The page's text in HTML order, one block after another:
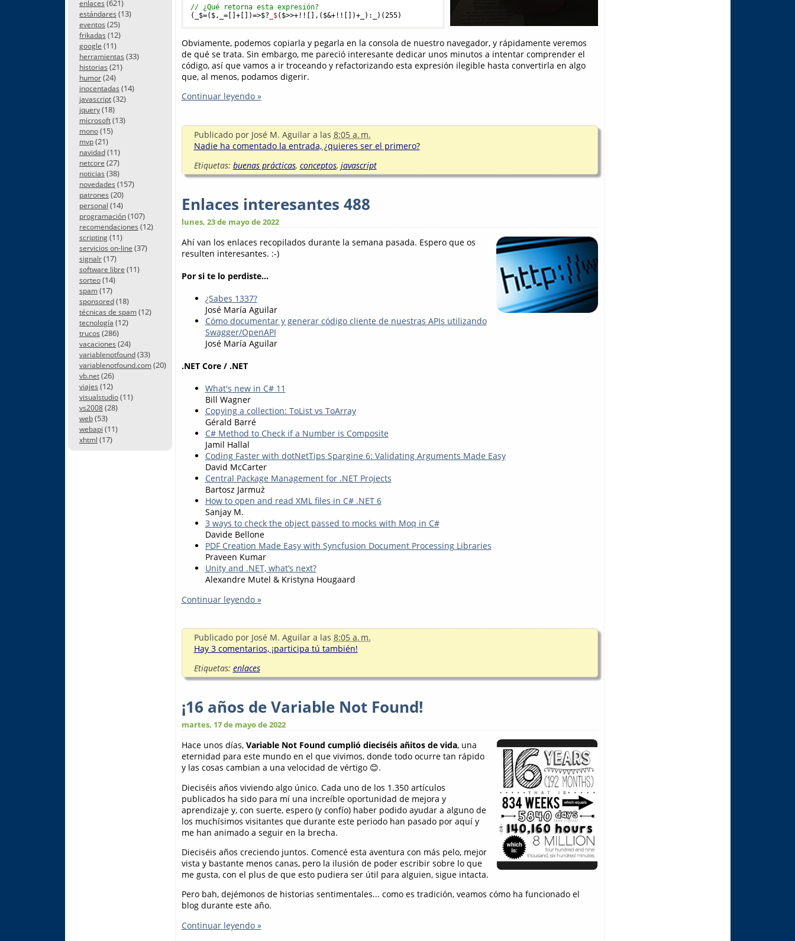
enlaces (621)
estándares (13)
eventos (25)
frikadas (12)
google (11)
herramientas (33)
historias (21)
humor(24)
inocentadas (14)
javascript(32)
jquery(18)
microsoft(13)
mono(15)
mvp(21)
navidad(11)
netcore (27)
noticias (38)
novedades (157)
patrones (20)
personal (14)
programación(107)
recomendaciones (12)
scripting(11)
servicios on-line (37)
signalr(17)
software libre (11)
sorteo(14)
spam(17)
sponsored(18)
técnicas de spam(12)
tecnología (12)
trucos (286)
vacaciones (24)
variablenotfound(33)
variablenotfound.com(20)
vb.net(26)
viajes (12)
visualstudio(11)
vs2008(28)
web(53)
webapi (11)
xhtml (17)
// ¿Qué retorna esta expresión?
(_$=( $,_=[]+[] )=>$? _$($>>+!![],($&+!![])+_):_)( 255
Obviamente, podemos copiarla y pegarla en la consola de nuestro navegador, y rápidamente veremos
de qué se trata. Sin embargo, me pareció interesante dedicar unos minutos a intentar comprender el
código, así que vamos a ir troceando y refactorizando esta expresión ilegible hasta convertirla en algo
que, al menos, podamos digerir.
Continuar leyendo »
Publicado por José M. Aguilar a las 8:05 a. m.
Nadie ha comentado la entrada, ¿quieres ser el primero?
Etiquetas: buenas prácticas, conceptos, javascript
Enlaces interesantes 488
lunes, 23 de mayo de 2022
Ahí van los enlaces recopilados durante la semana pasada. Espero que os
resulten interesantes. :-)
Por si te lo perdiste...
¿Sabes 1337?
José María Aguilar
Cómo documentar y generar código cliente de nuestras APIs utilizando
Swagger/OpenAPI
José María Aguilar
.NET Core / .NET
What's new in C# 11
Bill Wagner
Copying a collection: ToList vs ToArray
Gérald Barré
C# Method to Check if a Number is Composite
Jamil Hallal
Coding Faster with dotNetTips Spargine 6: Validating Arguments Made Easy
David McCarter
Central Package Management for .NET Projects
Bartosz Jarmuż
How to open and read XML files in C# .NET 6
Sanjay M.
3 ways to check the object passed to mocks with Moq in C#
Davide Bellone
PDF Creation Made Easy with Syncfusion Document Processing Libraries
Praveen Kumar
Unity and .NET, what’s next?
Alexandre Mutel & Kristyna Hougaard
Continuar leyendo »
Publicado por José M. Aguilar a las 8:05 a. m.
Hay 3 comentarios, ¡participa tú también!
Etiquetas: enlaces
¡16 años de Variable Not Found!
martes, 17 de mayo de 2022
Hace unos días, Variable Not Found cumplió dieciséis añitos de vida, una
eternidad para este mundo en el que vivimos, donde todo ocurre tan rápido
y las cosas cambian a una velocidad de vértigo 😊.
Dieciséis años viviendo algo único. Cada uno de los 1.350 artículos
publicados ha sido para mí una increíble oportunidad de mejora y
aprendizaje y, con suerte, espero (y confío) haber podido ayudar a alguno de
los muchísimos visitantes que durante este periodo han pasado por aquí y
me han animado a seguir en la brecha.
Dieciséis años creciendo juntos. Comencé esta aventura con más pelo, mejor
vista y bastante menos canas, pero la ilusión de poder escribir sobre lo que
me gusta, con el plus de que esto pudiera ser útil para alguien, sigue intacta.
Pero bah, dejémonos de historias sentimentales... como es tradición, veamos cómo ha funcionado el
blog durante este año.
Continuar leyendo »